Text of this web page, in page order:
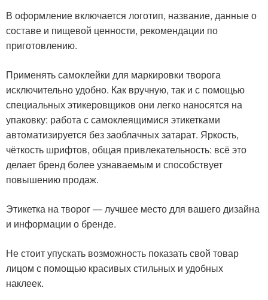
В оформление включается логотип, название, данные о
составе и пищевой ценности, рекомендации по
приготовлению.
Применять самоклейки для маркировки творога
исключительно удобно. Как вручную, так и с помощью
специальных этикеровщиков они легко наносятся на
упаковку: работа с самоклеящимися этикетками
автоматизируется без заоблачных затарат. Яркость,
чёткость шрифтов, общая привлекательность: всё это
делает бренд более узнаваемым и способствует
повышению продаж.
Этикетка на творог — лучшее место для вашего дизайна
и информации о бренде.
Не стоит упускать возможность показать свой товар
лицом с помощью красивых стильных и удобных
наклеек.